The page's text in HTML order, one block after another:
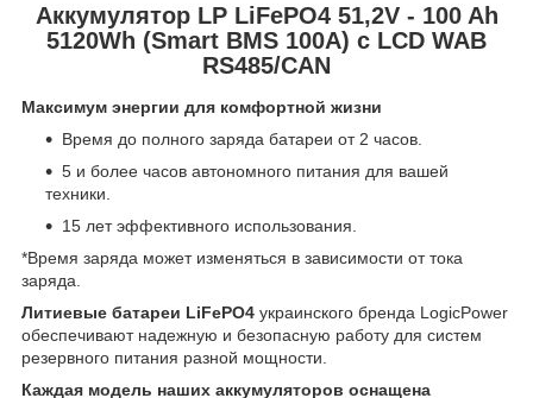
Аккумулятор LP LiFePO4 51,2V - 100 Ah
5120Wh (Smart BMS 100A) с LCD WAB
RS485/CAN
Максимум энергии для комфортной жизни
Время до полного заряда батареи от 2 часов.
5 и более часов автономного питания для вашей
техники.
15 лет эффективного использования.
*Время заряда может изменяться в зависимости от тока
заряда.
Литиевые батареи LiFePO4 украинского бренда LogicPower
обеспечивают надежную и безопасную работу для систем
резервного питания разной мощности.
Каждая модель наших аккумуляторов оснащена